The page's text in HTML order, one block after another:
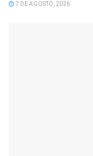
7 DE AGOSTO, 2026